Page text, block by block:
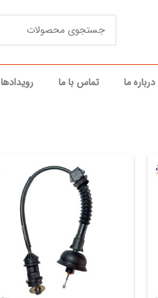
درباره ما تماس با ما رویدادها